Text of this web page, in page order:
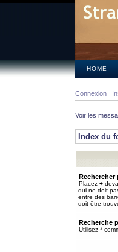
HOME
Connexion
Voir les
Index du
Rechercher
Placez +
qui ne doit
entre des
doit être
Recherche
Utilisez *